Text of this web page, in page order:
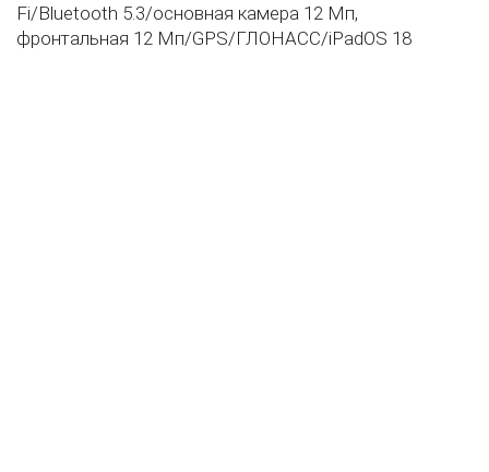
Fi/Bluetooth 5.3/основная камера 12 Мп,
фронтальная 12 Мп/GPS/ГЛОНАСС/iPadOS 18